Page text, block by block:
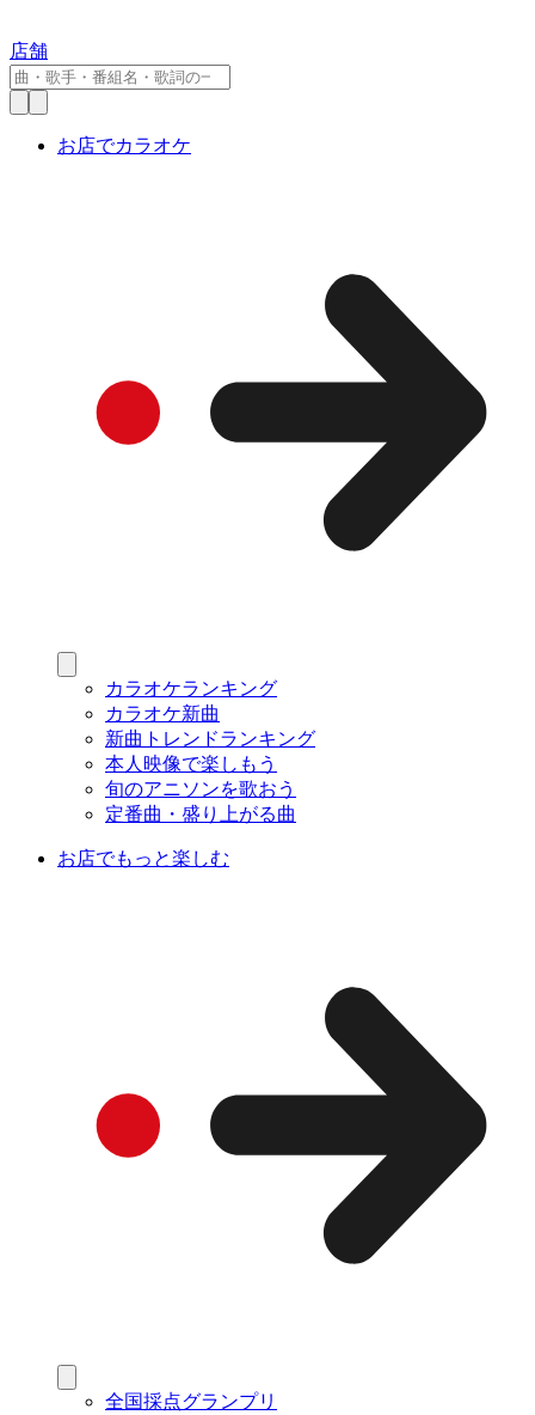
店舗
お店でカラオケ
カラオケランキング
カラオケ新曲
新曲トレンドランキング
本人映像で楽しもう
旬のアニソンを歌おう
定番曲・盛り上がる曲
お店でもっと楽しむ
全国採点グランプリ